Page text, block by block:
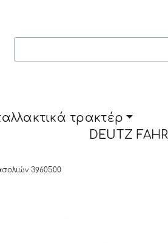
τρακτέρ
DEUTZ FAHR
3960500